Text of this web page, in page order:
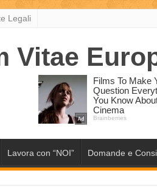
Legali
Lavora con “NOI” Domande e